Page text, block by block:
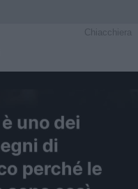
Chiacchiera